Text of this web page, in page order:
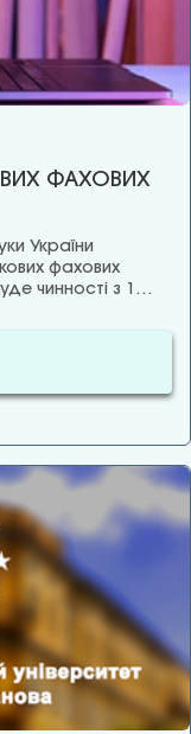
ФАХОВИХ
України
фахових
чинності з 1…